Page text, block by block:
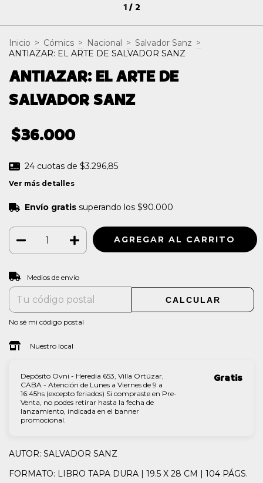
1/ 2
Inicio > Cómics > Nacional > Salvador Sanz >
ANTIAZAR: EL ARTE DE SALVADOR SANZ
ANTIAZAR: EL ARTE DE
SALVADOR SANZ
$36.000
24 cuotas de $3.296,85
Ver más detalles
Envío gratis superando los $90.000
Entregas para el CP:
Medios de envío
CALCULAR
No sé mi código postal
Nuestro local
Depósito Ovni - Heredia 653, Villa Ortúzar,
CABA - Atención de Lunes a Viernes de 9 a
16:45hs (excepto feriados) Si compraste en Pre-
Venta, no podes retirar hasta la fecha de
lanzamiento, indicada en el banner
promocional.
Gratis
AUTOR: SALVADOR SANZ
FORMATO: LIBRO TAPA DURA | 19.5 X 28 CM | 104 PÁGS.